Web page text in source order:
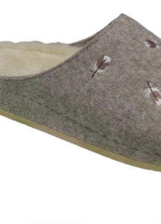
KINDER MIKROFIBRA ST1315